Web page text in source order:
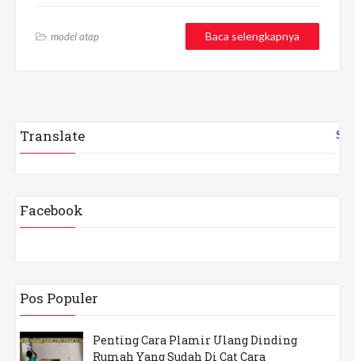
model atap Baca selengkapnya
Translate
Facebook
Pos Populer
Penting Cara Plamir Ulang Dinding
Rumah Yang Sudah Di Cat Cara